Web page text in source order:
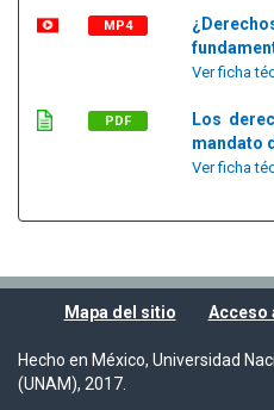
MP4
Ver ficha
PDF
Los
mandato
Ver ficha
Mapa del sitio Acceso
Hecho en México, Universidad
(UNAM), 2017.